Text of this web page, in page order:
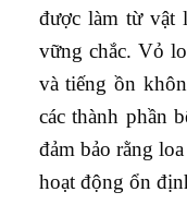
được làm từ vật
vững chắc. Vỏ
và tiếng ồn
các thành phần
đảm bảo rằng
hoạt động ổn